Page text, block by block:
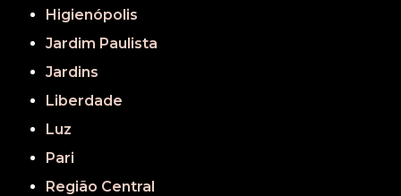
Higienópolis
Jardim Paulista
Jardins
Liberdade
Luz
Pari
Região Central